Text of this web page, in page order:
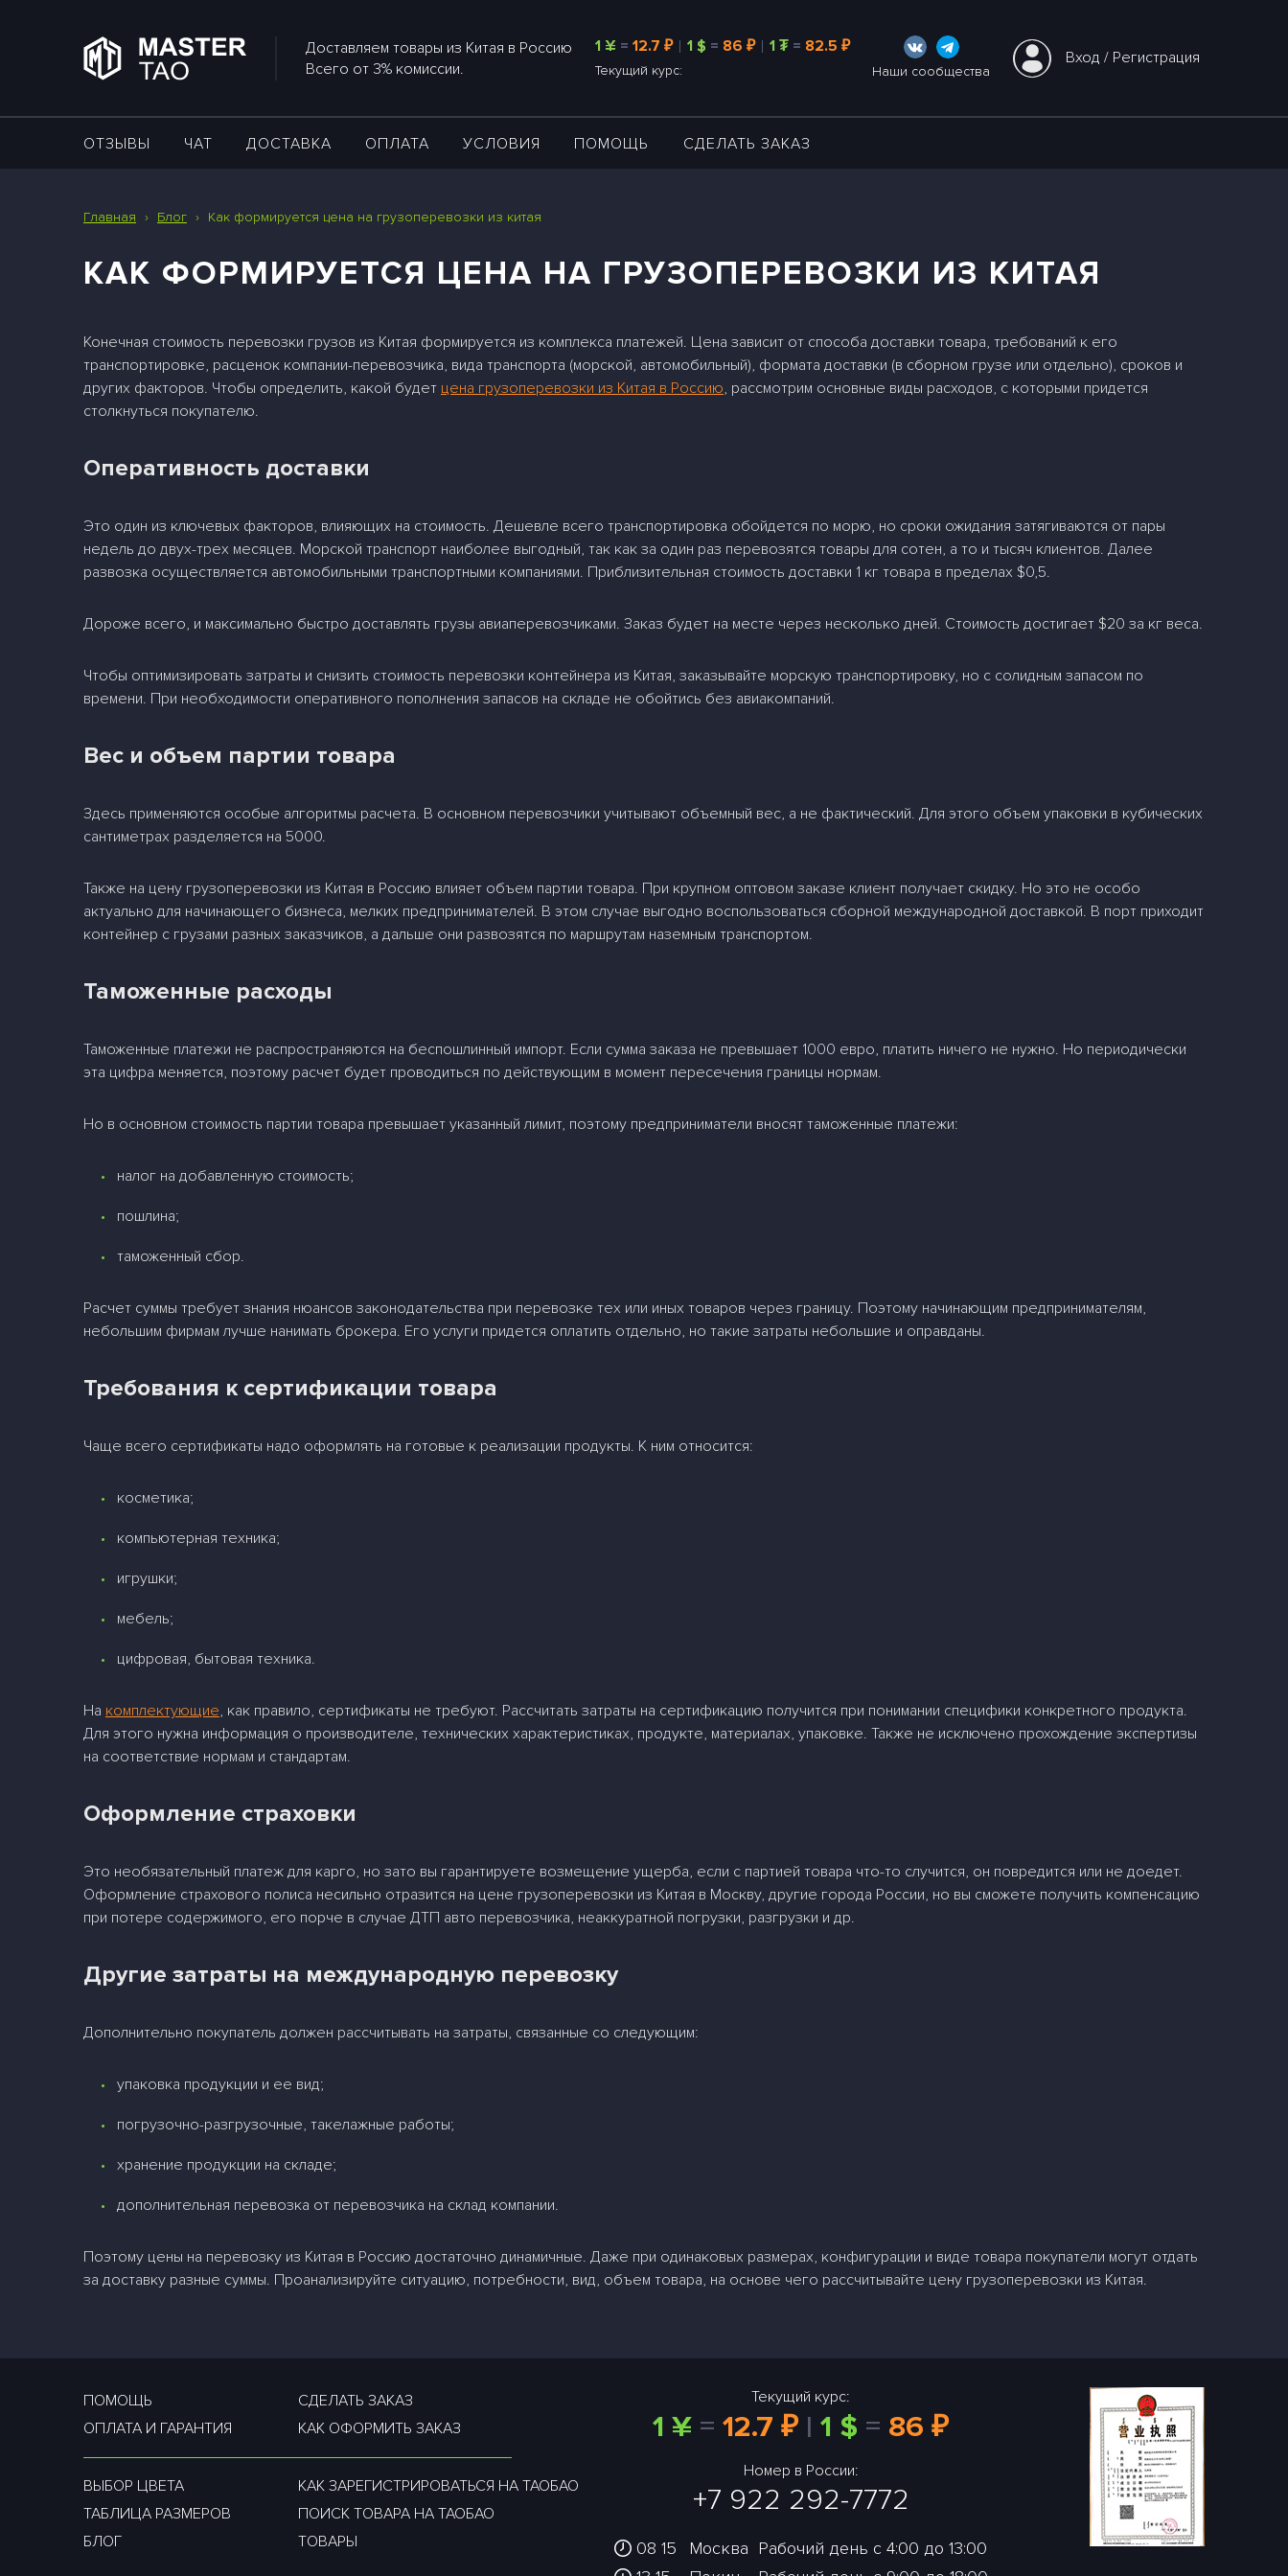
Доставляем товары из Китая в Россию
Всего от 3% комиссии.
1 ¥ = 12.7 ₽ 1 $ = 86 ₽ 1 ₮= 82.5 ₽
Текущий курс: Наши сообщества
Вход / Регистрация
ОТЗЫВЫ ЧАТ ДОСТАВКА ОПЛАТА УСЛОВИЯ ПОМОЩЬ СДЕЛАТЬ ЗАКАЗ
Главная › Блог › Как формируется цена на грузоперевозки из китая
КАК ФОРМИРУЕТСЯ ЦЕНА НА ГРУЗОПЕРЕВОЗКИ ИЗ КИТАЯ
Конечная стоимость перевозки грузов из Китая формируется из комплекса платежей. Цена зависит от способа доставки товара, требований к его
транспортировке, расценок компании-перевозчика, вида транспорта (морской, автомобильный), формата доставки (в сборном грузе или отдельно), сроков и
других факторов. Чтобы определить, какой будет цена грузоперевозки из Китая в Россию, рассмотрим основные виды расходов, с которыми придется
столкнуться покупателю.
Оперативность доставки
Это один из ключевых факторов, влияющих на стоимость. Дешевле всего транспортировка обойдется по морю, но сроки ожидания затягиваются от пары
недель до двух-трех месяцев. Морской транспорт наиболее выгодный, так как за один раз перевозятся товары для сотен, а то и тысяч клиентов. Далее
развозка осуществляется автомобильными транспортными компаниями. Приблизительная стоимость доставки 1 кг товара в пределах $0,5.
Дороже всего, и максимально быстро доставлять грузы авиаперевозчиками. Заказ будет на месте через несколько дней. Стоимость достигает $20 за кг веса.
Чтобы оптимизировать затраты и снизить стоимость перевозки контейнера из Китая, заказывайте морскую транспортировку, но с солидным запасом по
времени. При необходимости оперативного пополнения запасов на складе не обойтись без авиакомпаний.
Вес и объем партии товара
Здесь применяются особые алгоритмы расчета. В основном перевозчики учитывают объемный вес, а не фактический. Для этого объем упаковки в кубических
сантиметрах разделяется на 5000.
Также на цену грузоперевозки из Китая в Россию влияет объем партии товара. При крупном оптовом заказе клиент получает скидку. Но это не особо
актуально для начинающего бизнеса, мелких предпринимателей. В этом случае выгодно воспользоваться сборной международной доставкой. В порт приходит
контейнер с грузами разных заказчиков, а дальше они развозятся по маршрутам наземным транспортом.
Таможенные расходы
Таможенные платежи не распространяются на беспошлинный импорт. Если сумма заказа не превышает 1000 евро, платить ничего не нужно. Но периодически
эта цифра меняется, поэтому расчет будет проводиться по действующим в момент пересечения границы нормам.
Но в основном стоимость партии товара превышает указанный лимит, поэтому предприниматели вносят таможенные платежи:
налог на добавленную стоимость;
пошлина;
таможенный сбор.
Расчет суммы требует знания нюансов законодательства при перевозке тех или иных товаров через границу. Поэтому начинающим предпринимателям,
небольшим фирмам лучше нанимать брокера. Его услуги придется оплатить отдельно, но такие затраты небольшие и оправданы.
Требования к сертификации товара
Чаще всего сертификаты надо оформлять на готовые к реализации продукты. К ним относится:
косметика;
компьютерная техника;
игрушки;
мебель;
цифровая, бытовая техника.
На комплектующие, как правило, сертификаты не требуют. Рассчитать затраты на сертификацию получится при понимании специфики конкретного продукта.
Для этого нужна информация о производителе, технических характеристиках, продукте, материалах, упаковке. Также не исключено прохождение экспертизы
на соответствие нормам и стандартам.
Оформление страховки
Это необязательный платеж для карго, но зато вы гарантируете возмещение ущерба, если с партией товара что-то случится, он повредится или не доедет.
Оформление страхового полиса несильно отразится на цене грузоперевозки из Китая в Москву, другие города России, но вы сможете получить компенсацию
при потере содержимого, его порче в случае ДТП авто перевозчика, неаккуратной погрузки, разгрузки и др.
Другие затраты на международную перевозку
Дополнительно покупатель должен рассчитывать на затраты, связанные со следующим:
упаковка продукции и ее вид;
погрузочно-разгрузочные, такелажные работы;
хранение продукции на складе;
дополнительная перевозка от перевозчика на склад компании.
Поэтому цены на перевозку из Китая в Россию достаточно динамичные. Даже при одинаковых размерах, конфигурации и виде товара покупатели могут отдать
за доставку разные суммы. Проанализируйте ситуацию, потребности, вид, объем товара, на основе чего рассчитывайте цену грузоперевозки из Китая.
ПОМОЩЬ
ОПЛАТА И ГАРАНТИЯ
СДЕЛАТЬ ЗАКАЗ
КАК ОФОРМИТЬ ЗАКАЗ
ВЫБОР ЦВЕТА
ТАБЛИЦА РАЗМЕРОВ
БЛОГ
КАК ЗАРЕГИСТРИРОВАТЬСЯ НА ТАОБАО
ПОИСК ТОВАРА НА ТАОБАО
ТОВАРЫ
Текущий курс:
1 ¥ = 12.7 ₽ | 1 $ = 86 ₽
Номер в России:
+7 922 292-7772
08:15
Москва Рабочий день с 4:00 до 13:00